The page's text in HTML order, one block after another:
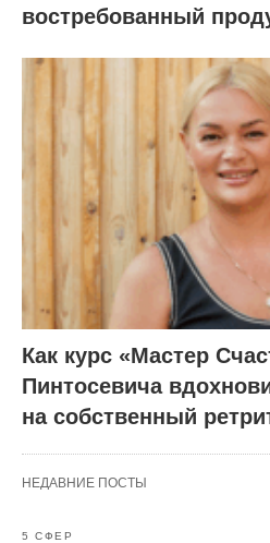
востребованный
Как курс «Мастер
Пинтосевича
на собственный
НЕДАВНИЕ ПОСТЫ
5 СФЕР